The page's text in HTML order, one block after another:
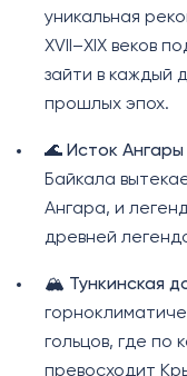
уникальная
XVII–XIX веков
зайти в каждый
прошлых эпох.
🌊 Исток
Байкала
Ангара, и
древней
🏔️ Тункинская
гольцов, где по
превосходит